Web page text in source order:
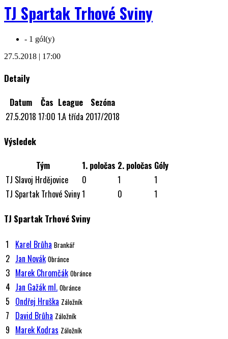
TJ Spartak Trhové Sviny
- 1 gól(y)
27.5.2018 | 17:00
Detaily
Datum Čas League
Sezóna
27.5.2018 17:00 1.A třída 2017/2018
Výsledek
Tým 1. poločas 2. poločas Góly
TJ Slavoj Hrdějovice
0 1
1
TJ Spartak Trhové Sviny1 0 1
TJ Spartak Trhové Sviny
1 Karel Brůha Brankář
2 Jan Novák Obránce
3 Marek Chromčák Obránce
4 Jan Gažák ml. Obránce
5 Ondřej Hruška Záložník
7 David Brůha Záložník
9 Marek Kodras Záložník